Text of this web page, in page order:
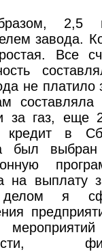
2,5
завода.
Все
не платило
за газ,
кредит в
был
на выплату
я